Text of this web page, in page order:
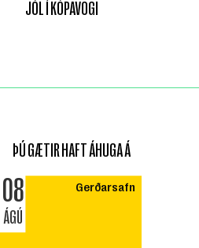
JÓL Í KÓPAVOGI
ÞÚ GÆTIR HAFT ÁHUGA Á
08
ÁGÚ
Gerðarsafn